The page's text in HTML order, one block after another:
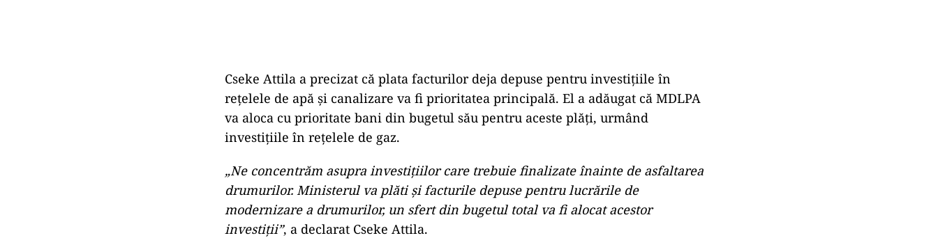
Cseke Attila a precizat că plata facturilor deja depuse pentru investițiile în
rețelele de apă și canalizare va fi prioritatea principală. El a adăugat că MDLPA
va aloca cu prioritate bani din bugetul său pentru aceste plăți, urmând
investițiile în rețelele de gaz.
„Ne concentrăm asupra investițiilor care trebuie finalizate înainte de asfaltarea
drumurilor. Ministerul va plăti și facturile depuse pentru lucrările de
modernizare a drumurilor, un sfert din bugetul total va fi alocat acestor
investiții”, a declarat Cseke Attila.